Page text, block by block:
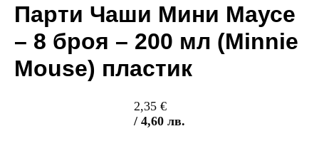
Парти Чаши Мини Маусе
– 8 броя – 200 мл (Minnie
Mouse) пластик
2,35 €
/ 4,60 лв.